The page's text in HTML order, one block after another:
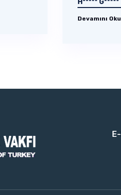
H***** G*****
Devamını Oku